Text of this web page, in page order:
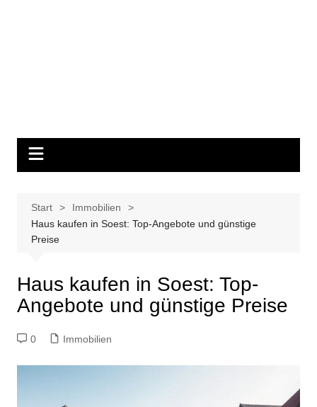
Start
Immobilien
Haus kaufen in Soest: Top-Angebote und günstige
Preise
Haus kaufen in Soest: Top-
Angebote und günstige Preise
0 Immobilien